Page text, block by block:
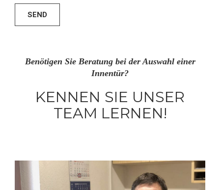
SEND
Benötigen Sie Beratung bei der Auswahl einer
Innentür?
KENNEN SIE UNSER
TEAM LERNEN!